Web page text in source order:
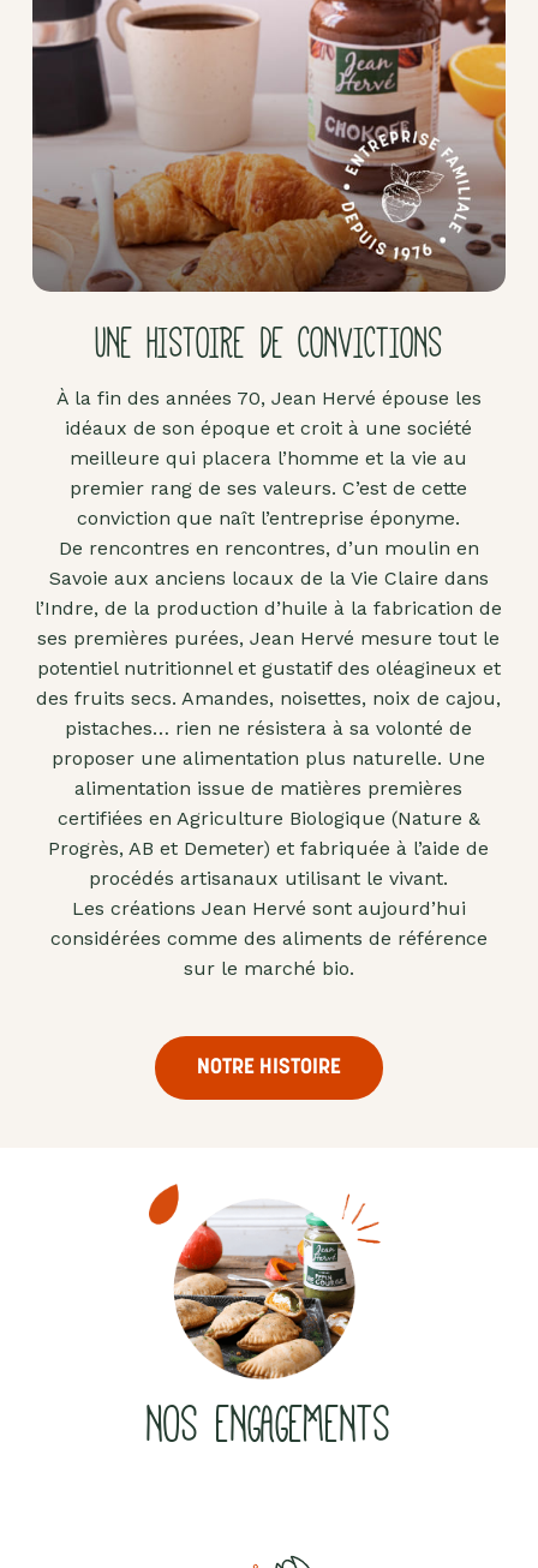
UNE HISTOIRE DE CONVICTIONS
À la fin des années 70, Jean Hervé épouse les
idéaux de son époque et croit à une société
meilleure qui placera l’homme et la vie au
premier rang de ses valeurs. C’est de cette
conviction que naît l’entreprise éponyme.
De rencontres en rencontres, d’un moulin en
Savoie aux anciens locaux de la Vie Claire dans
l’Indre, de la production d’huile à la fabrication de
ses premières purées, Jean Hervé mesure tout le
potentiel nutritionnel et gustatif des oléagineux et
des fruits secs. Amandes, noisettes, noix de cajou,
pistaches… rien ne résistera à sa volonté de
proposer une alimentation plus naturelle. Une
alimentation issue de matières premières
certifiées en Agriculture Biologique (Nature &
Progrès, AB et Demeter) et fabriquée à l’aide de
procédés artisanaux utilisant le vivant.
Les créations Jean Hervé sont aujourd’hui
considérées comme des aliments de référence
sur le marché bio.
NOTRE HISTOIRE
NOS ENGAGEMENTS
Pâte
d'amande
Pâtes à
tartiner
Produits
lacto-
fermentés
Produits
Purées
fruits
secs
Purées
sucrées
dites
"confits"
Livres
Anti-
gaspi
Promotions